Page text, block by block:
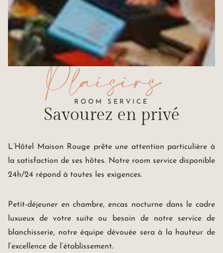
ROOM SERVICE
Savourez en privé
Plaisirs
L’Hôtel Maison Rouge prête une attention particulière à
la satisfaction de ses hôtes. Notre room service disponible
24h/24 répond à toutes les exigences.
Petit-déjeuner en chambre, encas nocturne dans le cadre
luxueux de votre suite ou besoin de notre service de
blanchisserie, notre équipe dévouée sera à la hauteur de
l’excellence de l’établissement.